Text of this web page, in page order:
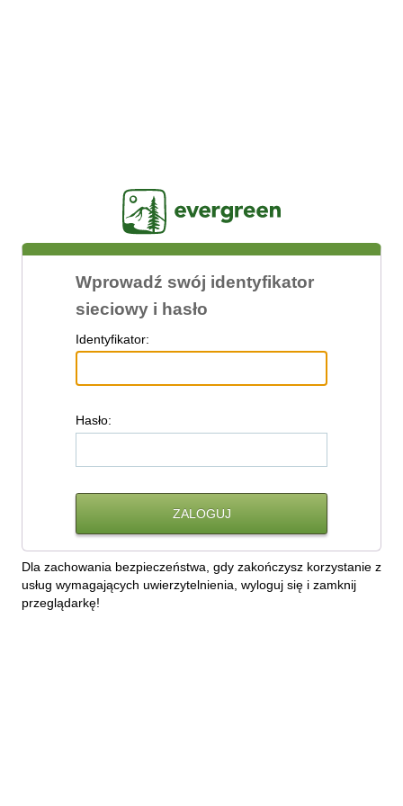
Wprowadź swój identyfikator
sieciowy i hasło
Identyfikator:
Hasło:
Dla zachowania bezpieczeństwa, gdy zakończysz korzystanie z
usług wymagających uwierzytelnienia, wyloguj się i zamknij
przeglądarkę!